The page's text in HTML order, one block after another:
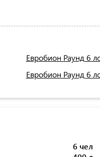
Евробион Раунд 6
Евробион Раунд 6
6 чел